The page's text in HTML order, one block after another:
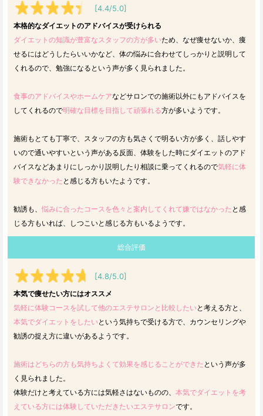
[4.4/5.0]
本格的なダイエットのアドバイスが受けられる
ダイエットの知識が豊富なスタッフの方が多いため、なぜ痩せないか、痩
せるにはどうしたらいいかなど、体の悩みに合わせてしっかりと説明して
くれるので、勉強になるという声が多く見られました。
食事のアドバイスやホームケアなどサロンでの施術以外にもアドバイスを
してくれるので明確な目標を目指して頑張れる方が多いようです。
施術もとても丁寧で、スタッフの方も気さくで明るい方が多く、話しやす
いので通いやすいという声がある反面、体験をした時にダイエットのアド
バイスなどあまりにしっかり説明したり相談に乗ってくれるので気軽に体
験できなかった と感じる方もいたようです。
勧誘も、 悩みに合ったコースを色々と案内してくれて嫌ではなかった と感
じる方もいれば、しつこいと感じる方もいるようです。
総合評価
[4.8/5.0]
本気で痩せたい方にはオススメ
気軽に体験コースを試して他のエステサロンと比較したいと考える方と、
本気でダイエットをしたいという気持ちで受ける方で、カウンセリングや
勧誘の捉え方に違いがあるようです。
施術はどちらの方も気持ちよくて効果を感じることができた という声が多
く見られました。
体験だけと考えている方には気軽さはないものの、 本気でダイエットを考
えている方には体験していただきたいエステサロンです。